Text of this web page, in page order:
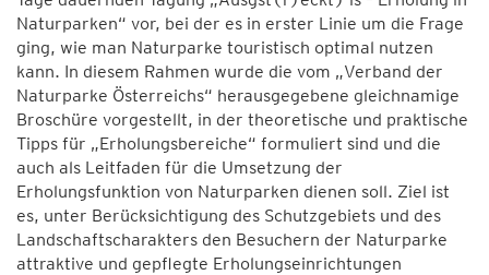
Naturparken“ vor, bei der es in erster Linie um die Frage
ging, wie man Naturparke touristisch optimal nutzen
kann. In diesem Rahmen wurde die vom „Verband der
Naturparke Österreichs“ herausgegebene gleichnamige
Broschüre vorgestellt, in der theoretische und praktische
Tipps für „Erholungsbereiche“ formuliert sind und die
auch als Leitfaden für die Umsetzung der
Erholungsfunktion von Naturparken dienen soll. Ziel ist
es, unter Berücksichtigung des Schutzgebiets und des
Landschaftscharakters den Besuchern der Naturparke
attraktive und gepflegte Erholungseinrichtungen